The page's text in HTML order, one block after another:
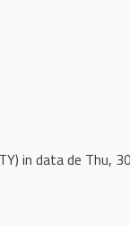
in data de Thu,